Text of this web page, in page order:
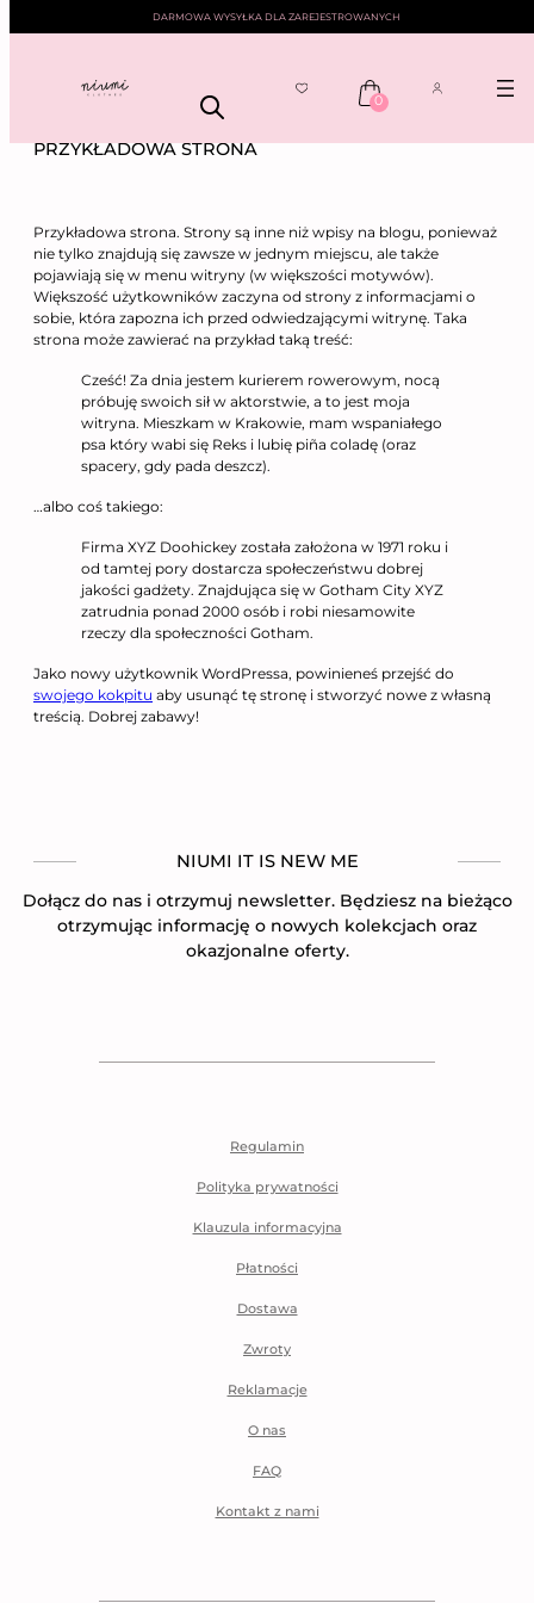
do
DARMOWA WYSYŁKA DLA ZAREJESTROWANYCH
0
—— PRZYKŁADOWA STRONA
PRZYKŁADOWA STRONA
Przykładowa strona. Strony są inne niż wpisy na blogu, ponieważ
nie tylko znajdują się zawsze w jednym miejscu, ale także
pojawiają się w menu witryny (w większości motywów).
Większość użytkowników zaczyna od strony z informacjami o
sobie, która zapozna ich przed odwiedzającymi witrynę. Taka
strona może zawierać na przykład taką treść:
Cześć! Za dnia jestem kurierem rowerowym, nocą
próbuję swoich sił w aktorstwie, a to jest moja
witryna. Mieszkam w Krakowie, mam wspaniałego
psa który wabi się Reks i lubię piña coladę (oraz
spacery, gdy pada deszcz).
…albo coś takiego:
Firma XYZ Doohickey została założona w 1971 roku i
od tamtej pory dostarcza społeczeństwu dobrej
jakości gadżety. Znajdująca się w Gotham City XYZ
zatrudnia ponad 2000 osób i robi niesamowite
rzeczy dla społeczności Gotham.
Jako nowy użytkownik WordPressa, powinieneś przejść do
swojego kokpitu aby usunąć tę stronę i stworzyć nowe z własną
treścią. Dobrej zabawy!
NIUMI IT IS NEW ME
Dołącz do nas i otrzymuj newsletter. Będziesz na bieżąco
otrzymując informację o nowych kolekcjach oraz
okazjonalne oferty.
Regulamin
Polityka prywatności
Klauzula informacyjna
Płatności
Dostawa
Zwroty
Reklamacje
O nas
FAQ
Kontakt z nami